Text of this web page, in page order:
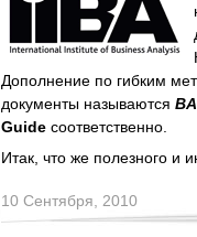
Дополнение по гибким
документы называются
Guide соответственно.
Итак, что же полезного и
10 Сентября, 2010